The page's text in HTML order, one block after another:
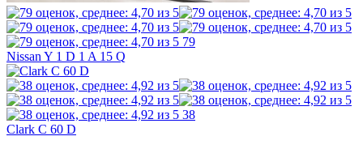
79
Nissan Y 1 D 1 A 15 Q
38
Clark C 60 D